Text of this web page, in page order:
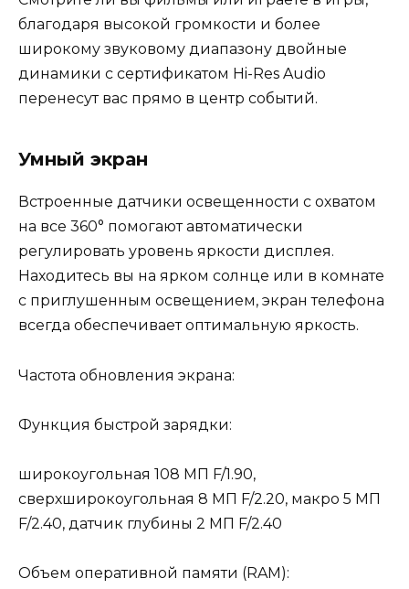
благодаря высокой громкости и более
широкому звуковому диапазону двойные
динамики с сертификатом Hi-Res Audio
перенесут вас прямо в центр событий.
Умный экран
Встроенные датчики освещенности с охватом
на все 360° помогают автоматически
регулировать уровень яркости дисплея.
Находитесь вы на ярком солнце или в комнате
с приглушенным освещением, экран телефона
всегда обеспечивает оптимальную яркость.
Частота обновления экрана:
Функция быстрой зарядки:
широкоугольная 108 МП F/1.90,
сверхширокоугольная 8 МП F/2.20, макро 5 МП
F/2.40, датчик глубины 2 МП F/2.40
Объем оперативной памяти (RAM):